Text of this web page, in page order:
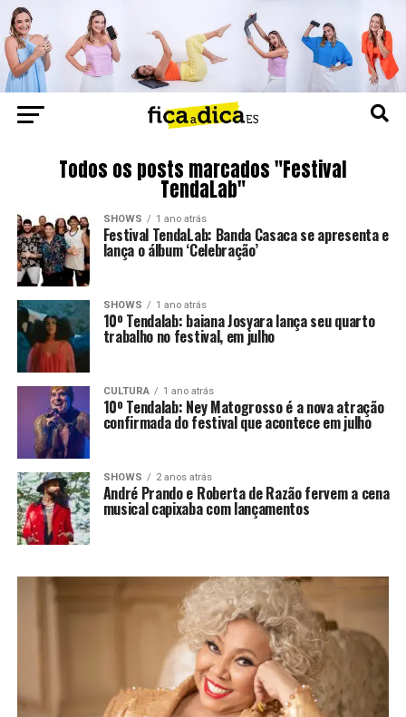
Todos os posts marcados "Festival
TendaLab"
SHOWS 1 ano atrás
Festival TendaLab: Banda Casaca se apresenta e
lança o álbum ‘Celebração’
SHOWS 1 ano atrás
10º Tendalab: baiana Josyara lança seu quarto
trabalho no festival, em julho
CULTURA 1 ano atrás
10º Tendalab: Ney Matogrosso é a nova atração
confirmada do festival que acontece em julho
SHOWS 2 anos atrás
André Prando e Roberta de Razão fervem a cena
musical capixaba com lançamentos